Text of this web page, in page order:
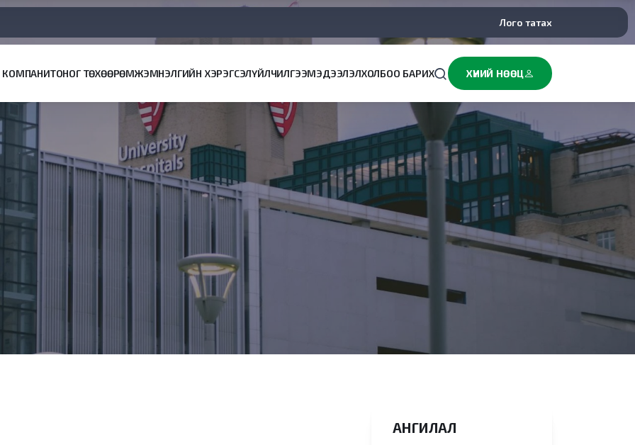
Лого татах
КОМПАНИТОНОГ ТӨХӨӨРӨМЖЭМНЭЛГИЙН ХЭРЭГСЭЛҮЙЛЧИЛГЭЭМЭДЭЭЛЭЛХОЛБОО БАРИХ ХҮНИЙ НӨӨЦ
АНГИЛАЛ